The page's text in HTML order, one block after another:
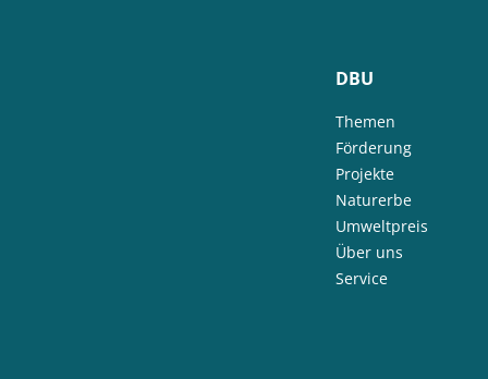
DBU
Themen
Förderung
Projekte
Naturerbe
Umweltpreis
Über uns
Service